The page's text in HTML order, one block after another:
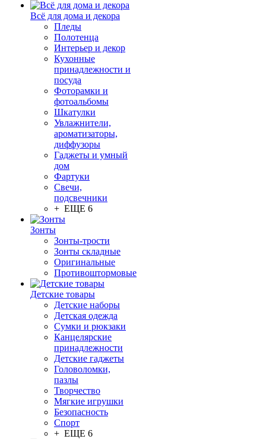
Всё для дома и декора
Пледы
Полотенца
Интерьер и декор
Кухонные
принадлежности и
посуда
Фоторамки и
фотоальбомы
Шкатулки
Увлажнители,
ароматизаторы,
диффузоры
Гаджеты и умный
дом
Фартуки
Свечи,
подсвечники
+ ЕЩЕ 6
Зонты
Зонты-трости
Зонты складные
Оригинальные
Противоштормовые
Детские товары
Детские наборы
Детская одежда
Сумки и рюкзаки
Канцелярские
принадлежности
Детские гаджеты
Головоломки,
пазлы
Творчество
Мягкие игрушки
Безопасность
Спорт
+ ЕЩЕ 6